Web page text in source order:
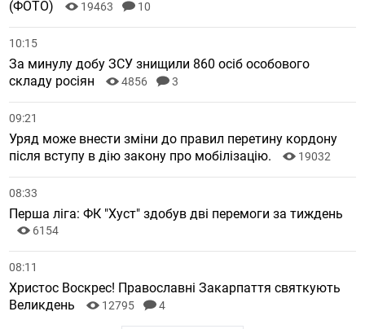
(ФОТО) 19463 10
10:15
За минулу добу ЗСУ знищили 860 осіб особового
складу росіян
4856 3
09:21
Уряд може внести зміни до правил перетину кордону
після вступу в дію закону про мобілізацію.
19032
08:33
Перша ліга: ФК "Хуст" здобув дві перемоги за тиждень
6154
08:11
Христос Воскрес! Православні Закарпаття святкують
Великдень
12795 4